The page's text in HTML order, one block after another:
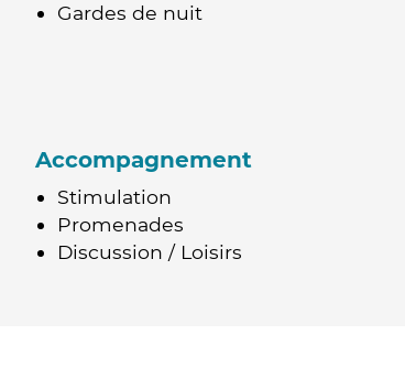
Gardes de nuit
Accompagnement
Stimulation
Promenades
Discussion / Loisirs